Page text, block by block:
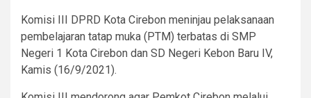
Komisi III DPRD Kota Cirebon meninjau pelaksanaan
pembelajaran tatap muka (PTM) terbatas di SMP
Negeri 1 Kota Cirebon dan SD Negeri Kebon Baru IV,
Kamis (16/9/2021).